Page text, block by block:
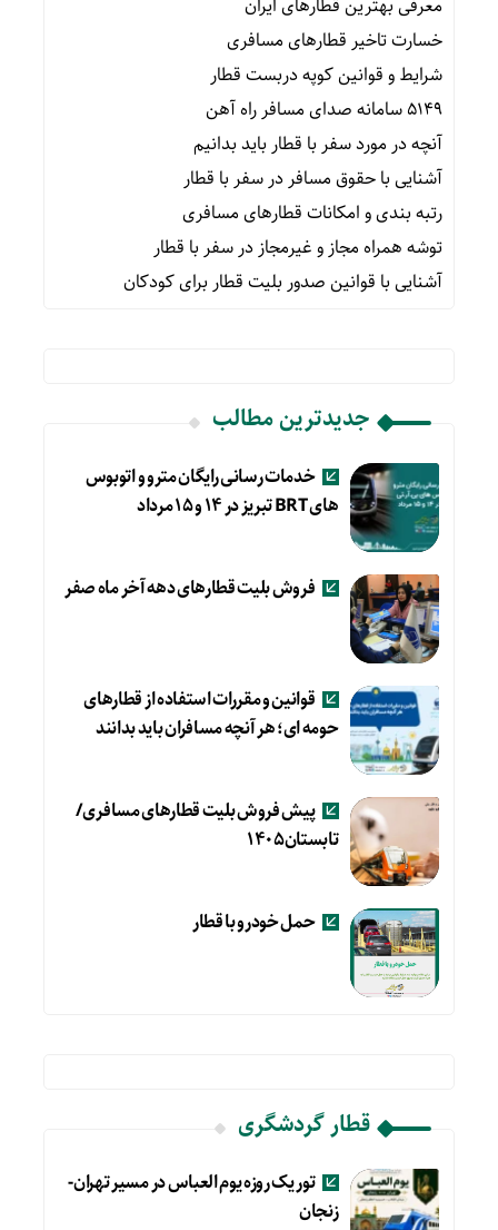
خسارت تاخیر قطارهای مسافری
شرایط و قوانین کوپه دربست قطار
۵۱۴۹ سامانه صدای مسافر راه آهن
آنچه در مورد سفر با قطار باید بدانیم
آشنایی با حقوق مسافر در سفر با قطار
رتبه بندی و امکانات قطارهای مسافری
توشه همراه مجاز و غیرمجاز در سفر با قطار
آشنایی با قوانین صدور بلیت قطار برای کودکان
جدیدترین مطالب
خدمات رسانی رایگان مترو و اتوبوس
های BRT تبریز در ۱۴ و ۱۵ مرداد
فروش بلیت قطارهای دهه آخر ماه صفر
قوانین و مقررات استفاده از قطارهای
حومه ای؛ هر آنچه مسافران باید بدانند
پیش فروش بلیت قطارهای مسافری/
تابستان۱۴۰۵
حمل خودرو با قطار
قطار گردشگری
تور یک روزه یوم العباس در مسیر تهران-
زنجان